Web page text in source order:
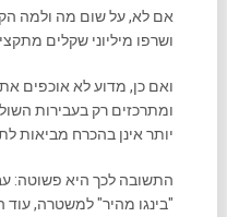
אם לא, על שום מה ולמה
ושרפו מיליוני שקלים
ואם כן, מדוע לא אוכפים
ומתרכזים רק בעבירות
יותר אינן בהכרח מביאות
התשובה לכך היא פשוטה:
"בינגו מהיר" למשטרה,